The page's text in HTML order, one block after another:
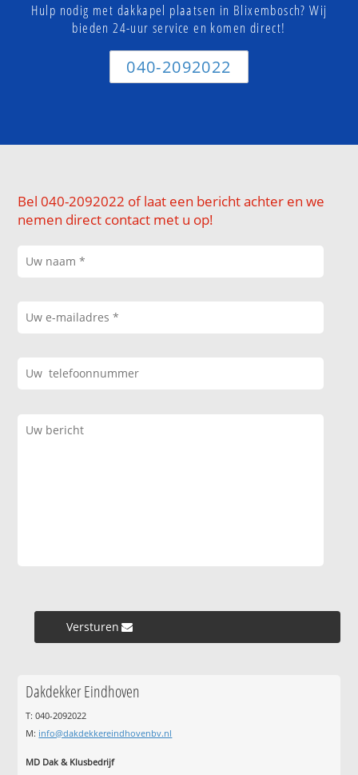
Hulp nodig met dakkapel plaatsen in Blixembosch? Wij
bieden 24-uur service en komen direct!
040-2092022
Bel 040-2092022 of laat een bericht achter en we
nemen direct contact met u op!
Versturen »
Dakdekker Eindhoven
T: 040-2092022
M: info@dakdekkereindhovenbv.nl
MD Dak & Klusbedrijf